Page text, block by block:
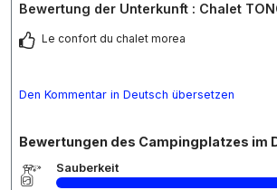
Bewertung der Unterkunft : Chalet
Le confort du chalet morea
Den Kommentar in Deutsch übersetzen
Bewertungen des Campingplatzes im
Sauberkeit